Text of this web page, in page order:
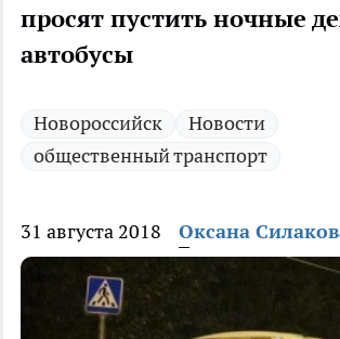
просят пустить ночные
автобусы
Новороссийск
Новости
общественный транспорт
31 августа 2018 Оксана